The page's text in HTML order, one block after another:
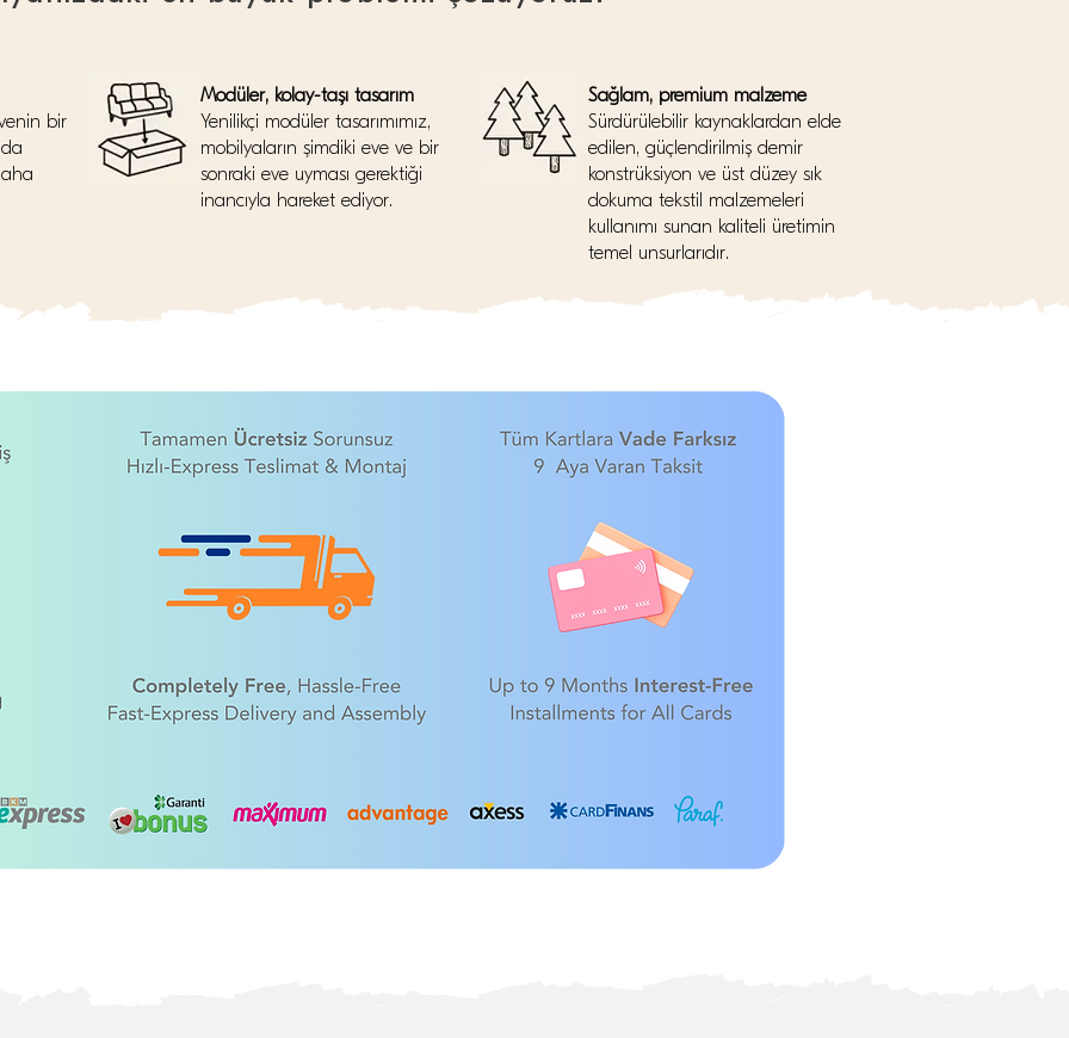
bir
Modüler, kolay-taşı tasarım
Yenilikçi modüler tasarımımız,
mobilyaların şimdiki eve ve bir
sonraki eve uyması gerektiği
inancıyla hareket ediyor.
Sağlam, premium malzeme
Sürdürülebilir kaynaklardan elde
edilen, güçlendirilmiş demir
konstrüksiyon ve üst düzey sık
dokuma tekstil malzemeleri
kullanımı sunan kaliteli üretimin
temel unsurlarıdır.